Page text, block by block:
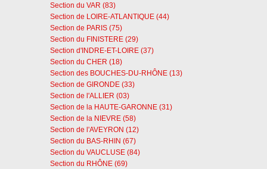
Section du VAR (83)
Section de LOIRE-ATLANTIQUE (44)
Section de PARIS (75)
Section du FINISTERE (29)
Section d'INDRE-ET-LOIRE (37)
Section du CHER (18)
Section des BOUCHES-DU-RHÔNE (13)
Section de GIRONDE (33)
Section de l'ALLIER (03)
Section de la HAUTE-GARONNE (31)
Section de la NIEVRE (58)
Section de l'AVEYRON (12)
Section du BAS-RHIN (67)
Section du VAUCLUSE (84)
Section du RHÔNE (69)